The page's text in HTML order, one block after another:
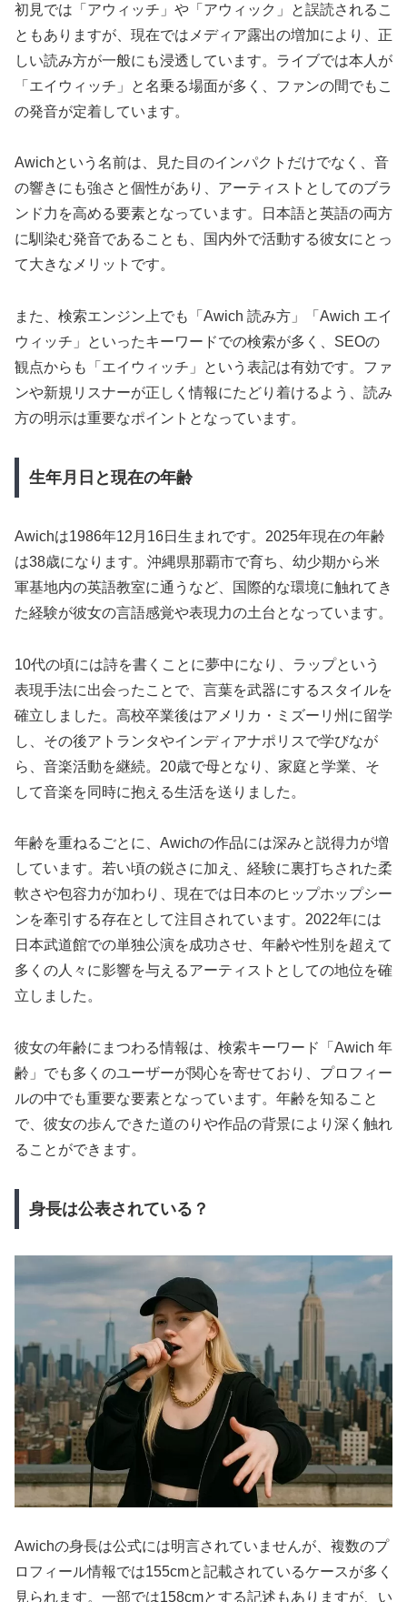
初見では「アウィッチ」や「アウィック」と誤読されるこ
ともありますが、現在ではメディア露出の増加により、正
しい読み方が一般にも浸透しています。ライブでは本人が
「エイウィッチ」と名乗る場面が多く、ファンの間でもこ
の発音が定着しています。
Awichという名前は、見た目のインパクトだけでなく、音
の響きにも強さと個性があり、アーティストとしてのブラ
ンド力を高める要素となっています。日本語と英語の両方
に馴染む発音であることも、国内外で活動する彼女にとっ
て大きなメリットです。
また、検索エンジン上でも「Awich 読み方」「Awich エイ
ウィッチ」といったキーワードでの検索が多く、SEOの
観点からも「エイウィッチ」という表記は有効です。ファ
ンや新規リスナーが正しく情報にたどり着けるよう、読み
方の明示は重要なポイントとなっています。
生年月日と現在の年齢
Awichは1986年12月16日生まれです。2025年現在の年齢
は38歳になります。沖縄県那覇市で育ち、幼少期から米
軍基地内の英語教室に通うなど、国際的な環境に触れてき
た経験が彼女の言語感覚や表現力の土台となっています。
10代の頃には詩を書くことに夢中になり、ラップという
表現手法に出会ったことで、言葉を武器にするスタイルを
確立しました。高校卒業後はアメリカ・ミズーリ州に留学
し、その後アトランタやインディアナポリスで学びなが
ら、音楽活動を継続。20歳で母となり、家庭と学業、そ
して音楽を同時に抱える生活を送りました。
年齢を重ねるごとに、Awichの作品には深みと説得力が増
しています。若い頃の鋭さに加え、経験に裏打ちされた柔
軟さや包容力が加わり、現在では日本のヒップホップシー
ンを牽引する存在として注目されています。2022年には
日本武道館での単独公演を成功させ、年齢や性別を超えて
多くの人々に影響を与えるアーティストとしての地位を確
立しました。
彼女の年齢にまつわる情報は、検索キーワード「Awich 年
齢」でも多くのユーザーが関心を寄せており、プロフィー
ルの中でも重要な要素となっています。年齢を知ること
で、彼女の歩んできた道のりや作品の背景により深く触れ
ることができます。
身長は公表されている？
Awichの身長は公式には明言されていませんが、複数のプ
ロフィール情報では155cmと記載されているケースが多く
見られます。一部では158cmとする記述もありますが、い